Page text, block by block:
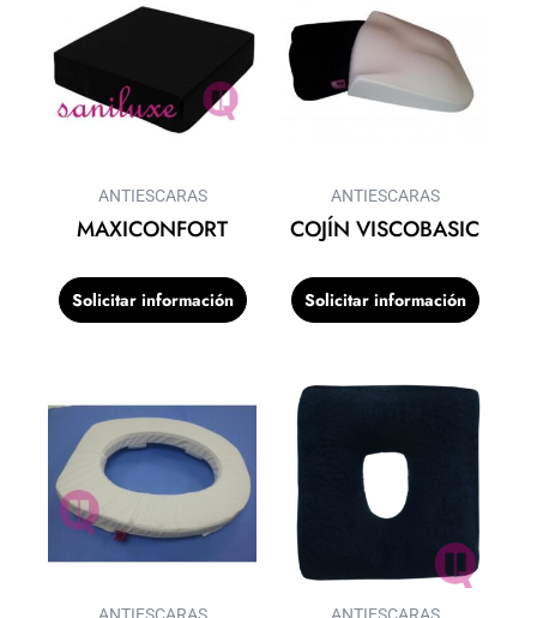
ANTIESCARAS
MAXICONFORT
Solicitar información
ANTIESCARAS
COJÍN VISCOBASIC
Solicitar información